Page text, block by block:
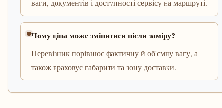
ваги, документів і доступності сервісу на маршруті.
Чому ціна може змінитися після заміру?
Перевізник порівнює фактичну й об'ємну вагу, а
також враховує габарити та зону доставки.